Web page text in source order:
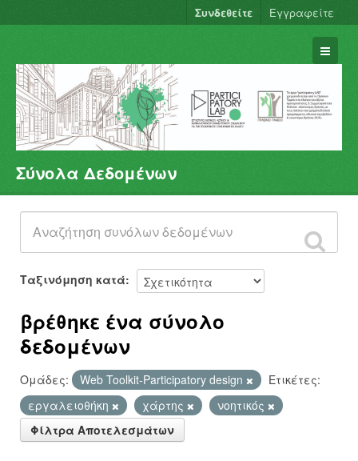
Συνδεθείτε Εγγραφείτε
Σύνολα Δεδομένων
Φορείς
Ομάδες
Σχετικά
Σύνολα Δεδομένων
Ταξινόμηση κατά
βρέθηκε ένα σύνολο
δεδομένων
Ομάδες: Web Toolkit-Participatory design
Ετικέτες:
εργαλειοθήκη
χάρτης
νοητικός
Φίλτρα Αποτελεσμάτων